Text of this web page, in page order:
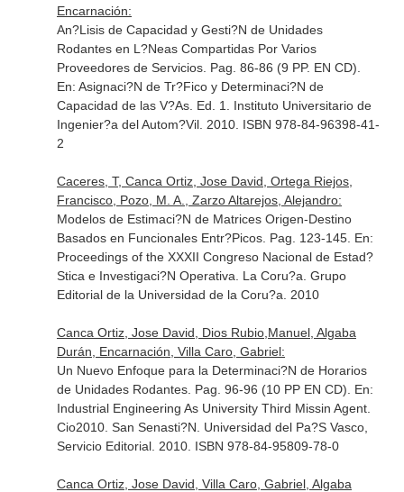
Encarnación:
An?Lisis de Capacidad y Gesti?N de Unidades
Rodantes en L?Neas Compartidas Por Varios
Proveedores de Servicios. Pag. 86-86 (9 PP. EN CD).
En: Asignaci?N de Tr?Fico y Determinaci?N de
Capacidad de las V?As. Ed. 1. Instituto Universitario de
Ingenier?a del Autom?Vil. 2010. ISBN 978-84-96398-41-
2
Caceres, T, Canca Ortiz, Jose David, Ortega Riejos,
Francisco, Pozo, M. A., Zarzo Altarejos, Alejandro:
Modelos de Estimaci?N de Matrices Origen-Destino
Basados en Funcionales Entr?Picos. Pag. 123-145. En:
Proceedings of the XXXII Congreso Nacional de Estad?
Stica e Investigaci?N Operativa . La Coru?a. Grupo
Editorial de la Universidad de la Coru?a. 2010
Canca Ortiz, Jose David, Dios Rubio,Manuel, Algaba
Durán, Encarnación, Villa Caro, Gabriel:
Un Nuevo Enfoque para la Determinaci?N de Horarios
de Unidades Rodantes. Pag. 96-96 (10 PP EN CD). En:
Industrial Engineering As University Third Missin Agent.
Cio2010. San Senasti?N. Universidad del Pa?S Vasco,
Servicio Editorial. 2010. ISBN 978-84-95809-78-0
Canca Ortiz, Jose David, Villa Caro, Gabriel, Algaba